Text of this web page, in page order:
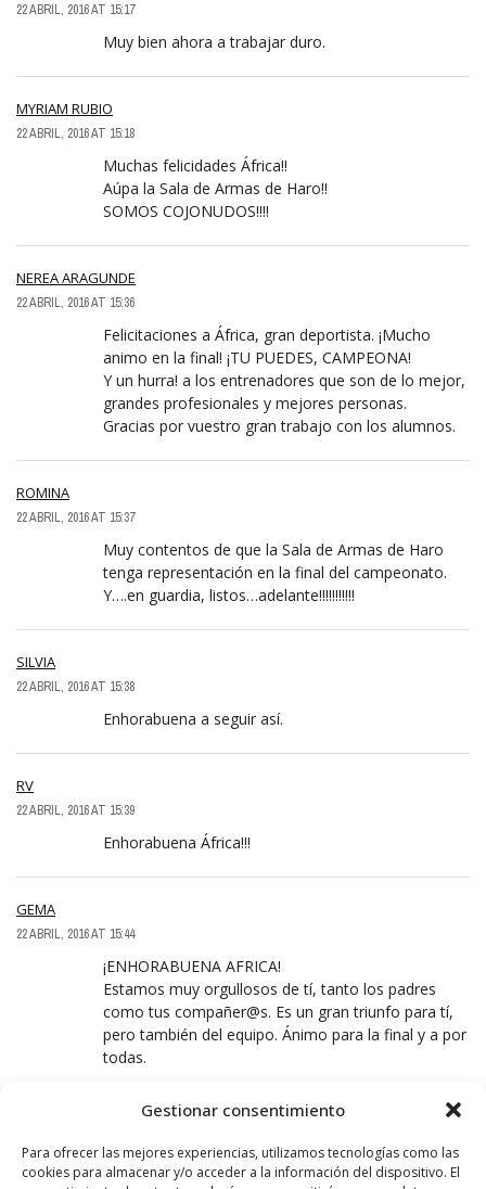
Gestionar consentimiento
Para ofrecer las mejores experiencias, utilizamos tecnologías como las
cookies para almacenar y/o acceder a la información del dispositivo. El
22 ABRIL, 2016 AT 15:17
Muy bien ahora a trabajar duro.
MYRIAM RUBIO
22 ABRIL, 2016 AT 15:18
Muchas felicidades África!!
Aúpa la Sala de Armas de Haro!!
SOMOS COJONUDOS!!!!
NEREA ARAGUNDE
22 ABRIL, 2016 AT 15:36
Felicitaciones a África, gran deportista. ¡Mucho
animo en la final! ¡TU PUEDES, CAMPEONA!
Y un hurra! a los entrenadores que son de lo mejor,
grandes profesionales y mejores personas.
Gracias por vuestro gran trabajo con los alumnos.
ROMINA
22 ABRIL, 2016 AT 15:37
Muy contentos de que la Sala de Armas de Haro
tenga representación en la final del campeonato.
Y….en guardia, listos…adelante!!!!!!!!!!!
SILVIA
22 ABRIL, 2016 AT 15:38
Enhorabuena a seguir así.
RV
22 ABRIL, 2016 AT 15:39
Enhorabuena África!!!
GEMA
22 ABRIL, 2016 AT 15:44
¡ENHORABUENA AFRICA!
Estamos muy orgullosos de tí, tanto los padres
como tus compañer@s. Es un gran triunfo para tí,
pero también del equipo. Ánimo para la final y a por
todas.
22 ABRIL, 2016 AT 22:38
Enhorabuena África!!! y sigue preparando la próxima